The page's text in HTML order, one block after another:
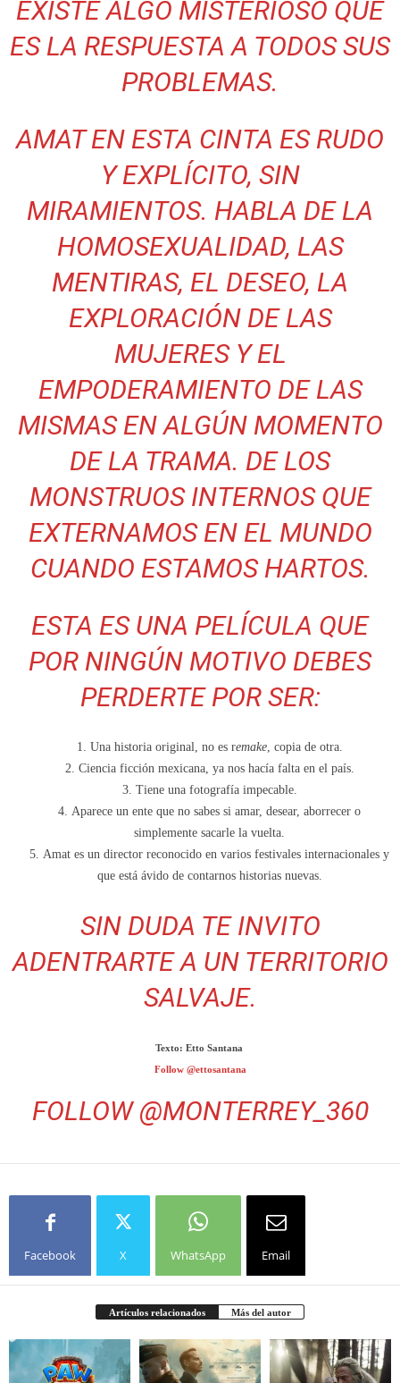
EXISTE ALGO MISTERIOSO QUE
ES LA RESPUESTA A TODOS SUS
PROBLEMAS.
AMAT EN ESTA CINTA ES RUDO
Y EXPLÍCITO, SIN
MIRAMIENTOS. HABLA DE LA
HOMOSEXUALIDAD, LAS
MENTIRAS, EL DESEO, LA
EXPLORACIÓN DE LAS
MUJERES Y EL
EMPODERAMIENTO DE LAS
MISMAS EN ALGÚN MOMENTO
DE LA TRAMA. DE LOS
MONSTRUOS INTERNOS QUE
EXTERNAMOS EN EL MUNDO
CUANDO ESTAMOS HARTOS.
ESTA ES UNA PELÍCULA QUE
POR NINGÚN MOTIVO DEBES
PERDERTE POR SER:
Una historia original, no es remake, copia de otra.
Ciencia ficción mexicana, ya nos hacía falta en el país.
Tiene una fotografía impecable.
Aparece un ente que no sabes si amar, desear, aborrecer o
simplemente sacarle la vuelta.
Amat es un director reconocido en varios festivales internacionales y
que está ávido de contarnos historias nuevas.
SIN DUDA TE INVITO
ADENTRARTE A UN TERRITORIO
SALVAJE.
Texto: Etto Santana
Follow @ettosantana
FOLLOW @MONTERREY_360
Facebook X WhatsApp Email
Artículos relacionados Más del autor